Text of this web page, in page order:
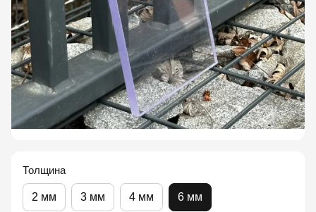
Толщина
2 мм 3 мм 4 мм 6 мм